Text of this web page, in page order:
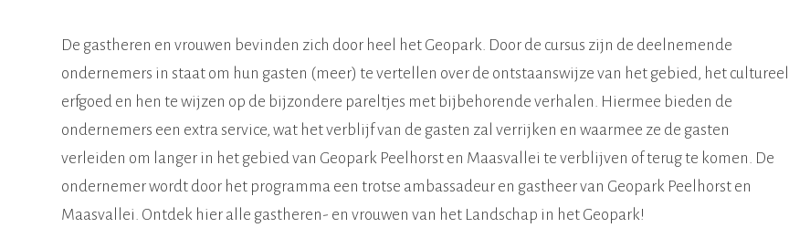
De gastheren en vrouwen bevinden zich door heel het Geopark. Door de cursus zijn de deelnemende
ondernemers in staat om hun gasten (meer) te vertellen over de ontstaanswijze van het gebied, het cultureel
erfgoed en hen te wijzen op de bijzondere pareltjes met bijbehorende verhalen. Hiermee bieden de
ondernemers een extra service, wat het verblijf van de gasten zal verrijken en waarmee ze de gasten
verleiden om langer in het gebied van Geopark Peelhorst en Maasvallei te verblijven of terug te komen. De
ondernemer wordt door het programma een trotse ambassadeur en gastheer van Geopark Peelhorst en
Maasvallei. Ontdek hier alle gastheren- en vrouwen van het Landschap in het Geopark!